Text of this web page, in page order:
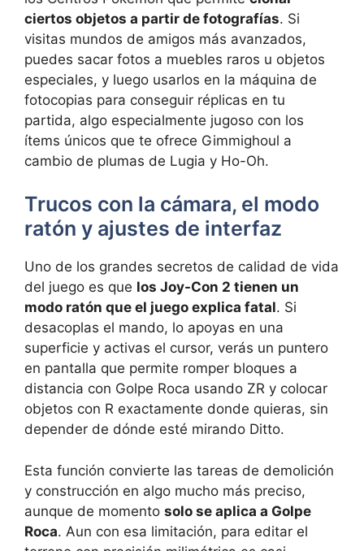
ciertos objetos a partir de fotografías. Si
visitas mundos de amigos más avanzados,
puedes sacar fotos a muebles raros u objetos
especiales, y luego usarlos en la máquina de
fotocopias para conseguir réplicas en tu
partida, algo especialmente jugoso con los
ítems únicos que te ofrece Gimmighoul a
cambio de plumas de Lugia y Ho-Oh.
Trucos con la cámara, el modo
ratón y ajustes de interfaz
Uno de los grandes secretos de calidad de vida
del juego es que los Joy-Con 2 tienen un
modo ratón que el juego explica fatal. Si
desacoplas el mando, lo apoyas en una
superficie y activas el cursor, verás un puntero
en pantalla que permite romper bloques a
distancia con Golpe Roca usando ZR y colocar
objetos con R exactamente donde quieras, sin
depender de dónde esté mirando Ditto.
Esta función convierte las tareas de demolición
y construcción en algo mucho más preciso,
aunque de momento solo se aplica a Golpe
Roca. Aun con esa limitación, para editar el